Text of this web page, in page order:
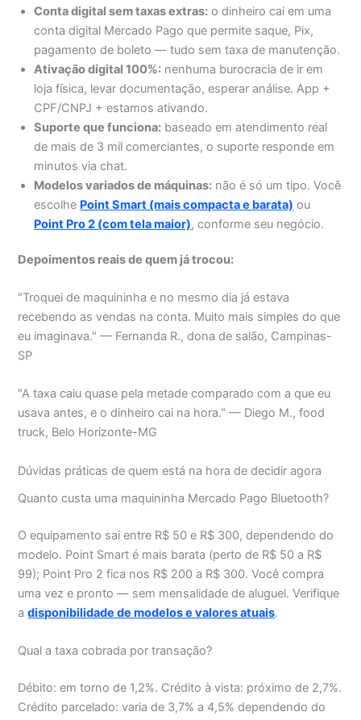
Conta digital sem taxas extras: o dinheiro cai em uma
conta digital Mercado Pago que permite saque, Pix,
pagamento de boleto — tudo sem taxa de manutenção.
Ativação digital 100%: nenhuma burocracia de ir em
loja física, levar documentação, esperar análise. App +
CPF/CNPJ + estamos ativando.
Suporte que funciona: baseado em atendimento real
de mais de 3 mil comerciantes, o suporte responde em
minutos via chat.
Modelos variados de máquinas: não é só um tipo. Você
escolhe Point Smart (mais compacta e barata) ou
Point Pro 2 (com tela maior), conforme seu negócio.
Depoimentos reais de quem já trocou:
"Troquei de maquininha e no mesmo dia já estava
recebendo as vendas na conta. Muito mais simples do que
eu imaginava." — Fernanda R., dona de salão, Campinas-
SP
"A taxa caiu quase pela metade comparado com a que eu
usava antes, e o dinheiro cai na hora." — Diego M., food
truck, Belo Horizonte-MG
Dúvidas práticas de quem está na hora de decidir agora
Quanto custa uma maquininha Mercado Pago Bluetooth?
O equipamento sai entre R$ 50 e R$ 300, dependendo do
modelo. Point Smart é mais barata (perto de R$ 50 a R$
99); Point Pro 2 fica nos R$ 200 a R$ 300. Você compra
uma vez e pronto — sem mensalidade de aluguel. Verifique
adisponibilidade de modelos e valores atuais.
Qual a taxa cobrada por transação?
Débito: em torno de 1,2%. Crédito à vista: próximo de 2,7%.
Crédito parcelado: varia de 3,7% a 4,5% dependendo do